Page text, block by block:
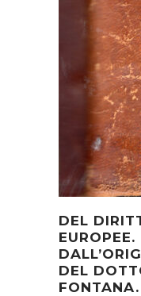
DEL
DEL
FONTANA.